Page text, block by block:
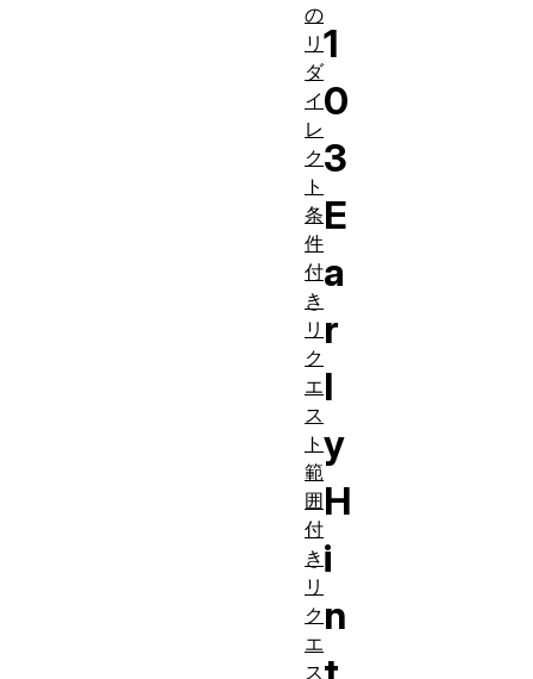
1
0
3
E
a
r
l
y
H
i
n
の
リ
ダ
イ
レ
ク
ト
条
件
付
き
リ
ク
エ
ス
ト
範
囲
付
き
リ
ク
エ
ス